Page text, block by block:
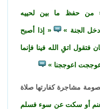
من حفظ ما بين لحييه
دخل الجنة إذا أصبح
فتقول اتقِ الله فينا فإنما
اعوججنا
مشاجرة كفارتها صلاة
أو سكت عن سوء فسلم